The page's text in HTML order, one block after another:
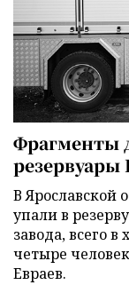
Фрагменты
резервуары
В Ярославской
упали в
завода, всего
четыре
Евраев.